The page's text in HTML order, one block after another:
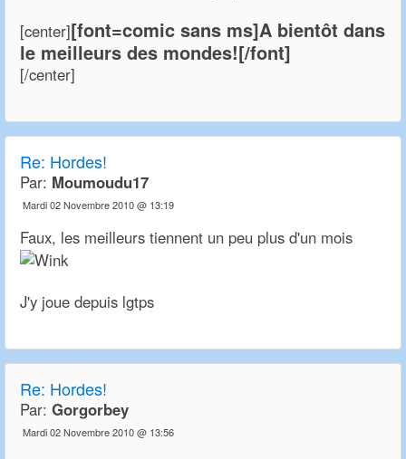
[center][font=comic sans ms]A bientôt dans
le meilleurs des mondes![/font]
[/center]
Re: Hordes!
Par: Moumoudu17
Mardi 02 Novembre 2010 @ 13:19
Faux, les meilleurs tiennent un peu plus d'un mois
J'y joue depuis lgtps
Re: Hordes!
Par: Gorgorbey
Mardi 02 Novembre 2010 @ 13:56